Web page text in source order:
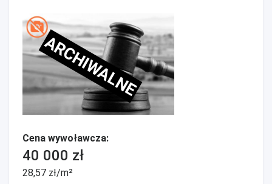
ARCHIWALNE
Cena wywoławcza:
40 000 zł
28,57 zł/m²